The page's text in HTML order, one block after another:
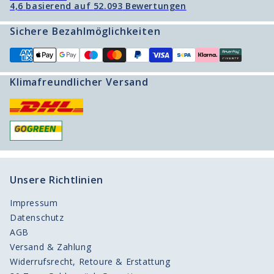
Freunde werben Freunde
Produktberater
4,6 basierend auf 52.093 Bewertungen
Sichere Bezahlmöglichkeiten
Klimafreundlicher Versand
Unsere Richtlinien
Impressum
Datenschutz
AGB
Versand & Zahlung
Widerrufsrecht, Retoure & Erstattung